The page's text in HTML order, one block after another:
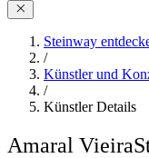
Steinway
/
Künstler und
/
Künstler Details
Amaral Vieira